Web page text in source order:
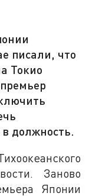
писали, что
Токио
в должность.
Заново
Японии